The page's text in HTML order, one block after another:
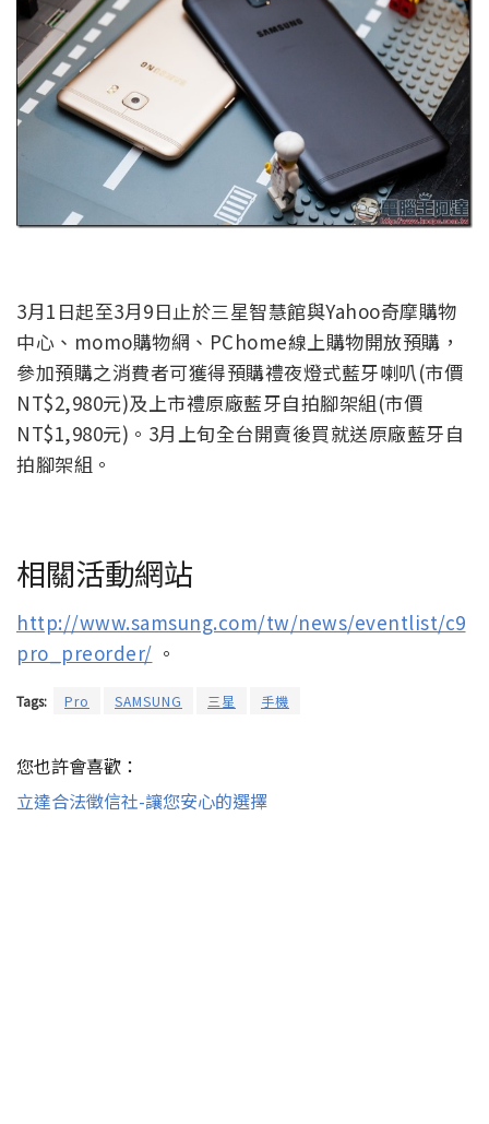
3月1日起至3月9日止於三星智慧館與Yahoo奇摩購物
中心、momo購物網、PChome線上購物開放預購，
參加預購之消費者可獲得預購禮夜燈式藍牙喇叭(市價
NT$2,980元)及上市禮原廠藍牙自拍腳架組(市價
NT$1,980元)。3月上旬全台開賣後買就送原廠藍牙自
拍腳架組。
相關活動網站
http://www.samsung.com/tw/news/eventlist/c9
pro_preorder/ 。
Tags: Pro SAMSUNG 三星 手機
您也許會喜歡：
立達合法徵信社-讓您安心的選擇